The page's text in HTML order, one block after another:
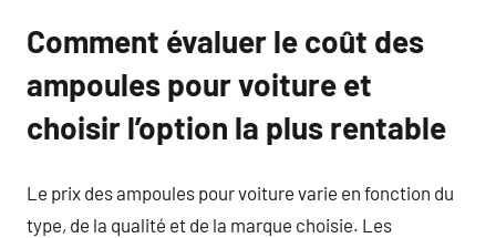
Comment évaluer le coût des
ampoules pour voiture et
choisir l’option la plus rentable
Le prix des ampoules pour voiture varie en fonction du
type, de la qualité et de la marque choisie. Les